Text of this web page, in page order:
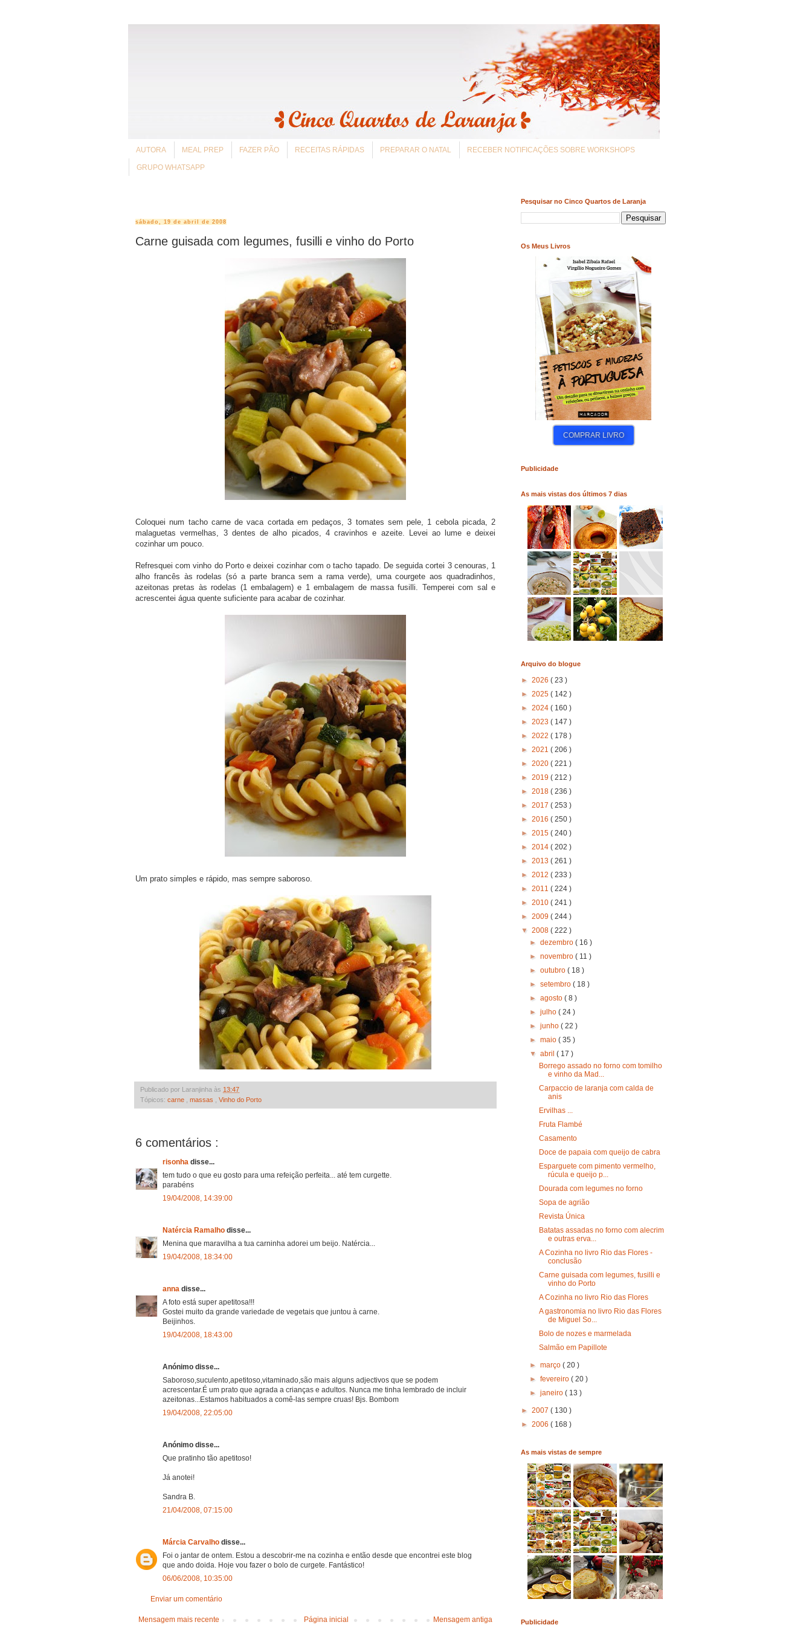
AUTORA MEAL PREP FAZER PÃO RECEITAS RÁPIDAS PREPARAR O NATAL RECEBER NOTIFICAÇÕES SOBRE WORKSHOPS
GRUPO WHATSAPP
sábado, 19 de abril de 2008
Carne guisada com legumes, fusilli e vinho do Porto
Coloquei num tacho carne de vaca cortada em pedaços, 3 tomates sem pele, 1 cebola picada, 2
malaguetas vermelhas, 3 dentes de alho picados, 4 cravinhos e azeite. Levei ao lume e deixei
cozinhar um pouco.
Refresquei com vinho do Porto e deixei cozinhar com o tacho tapado. De seguida cortei 3 cenouras, 1
alho francês às rodelas (só a parte branca sem a rama verde), uma courgete aos quadradinhos,
azeitonas pretas às rodelas (1 embalagem) e 1 embalagem de massa fusilli. Temperei com sal e
acrescentei água quente suficiente para acabar de cozinhar.
Um prato simples e rápido, mas sempre saboroso.
Publicado por Laranjinha às 13:47
Tópicos: carne massas Vinho do Porto
6 comentários :
risonha disse...
tem tudo o que eu gosto para uma refeição perfeita... até tem curgette.
parabéns
19/04/2008, 14:39:00
Natércia Ramalho disse...
Menina que maravilha a tua carninha adorei um beijo. Natércia...
19/04/2008, 18:34:00
anna disse...
A foto está super apetitosa!!!
Gostei muito da grande variedade de vegetais que juntou à carne.
Beijinhos.
19/04/2008, 18:43:00
Anónimo disse...
Saboroso,suculento,apetitoso,vitaminado,são mais alguns adjectivos que se podem
acrescentar.É um prato que agrada a crianças e adultos. Nunca me tinha lembrado de incluir
azeitonas...Estamos habituados a comê-las sempre cruas! Bjs. Bombom
19/04/2008, 22:05:00
Anónimo disse...
Que pratinho tão apetitoso!
Já anotei!
Sandra B.
21/04/2008, 07:15:00
Márcia Carvalho disse...
Foi o jantar de ontem. Estou a descobrir-me na cozinha e então desde que encontrei este blog
que ando doida. Hoje vou fazer o bolo de curgete. Fantástico!
06/06/2008, 10:35:00
Enviar um comentário
Mensagem mais recente Mensagem antiga
Página inicial
Pesquisar no Cinco Quartos de Laranja
Os Meus Livros
COMPRAR LIVRO COMPRAR LIVRO COMPRAR LIVRO
Publicidade
As mais vistas dos últimos 7 dias
Arquivo do blogue
► 2026 ( 23 )
► 2025 ( 142 )
► 2024 ( 160 )
► 2023 ( 147 )
► 2022 ( 178 )
► 2021 ( 206 )
► 2020 ( 221 )
► 2019 ( 212 )
► 2018 ( 236 )
► 2017 ( 253 )
► 2016 ( 250 )
► 2015 ( 240 )
► 2014 ( 202 )
► 2013 ( 261 )
► 2012 ( 233 )
► 2011 ( 224 )
► 2010 ( 241 )
► 2009 ( 244 )
▼ 2008 ( 222 )
►dezembro( 16 )
►novembro( 11 )
►outubro( 18 )
►setembro( 18 )
►agosto( 8 )
►julho( 24 )
►junho( 22 )
►maio( 35 )
▼abril( 17 )
Borrego assado no forno com tomilho
e vinho da Mad...
Carpaccio de laranja com calda de
anis
Ervilhas ...
Fruta Flambé
Casamento
Doce de papaia com queijo de cabra
Esparguete com pimento vermelho,
rúcula e queijo p...
Dourada com legumes no forno
Sopa de agrião
Revista Única
Batatas assadas no forno com alecrim
e outras erva...
A Cozinha no livro Rio das Flores -
conclusão
Carne guisada com legumes, fusilli e
vinho do Porto
A Cozinha no livro Rio das Flores
A gastronomia no livro Rio das Flores
de Miguel So...
Bolo de nozes e marmelada
Salmão em Papillote
►março( 20 )
►fevereiro( 20 )
►janeiro( 13 )
► 2007 ( 130 )
► 2006 ( 168 )
As mais vistas de sempre
Publicidade